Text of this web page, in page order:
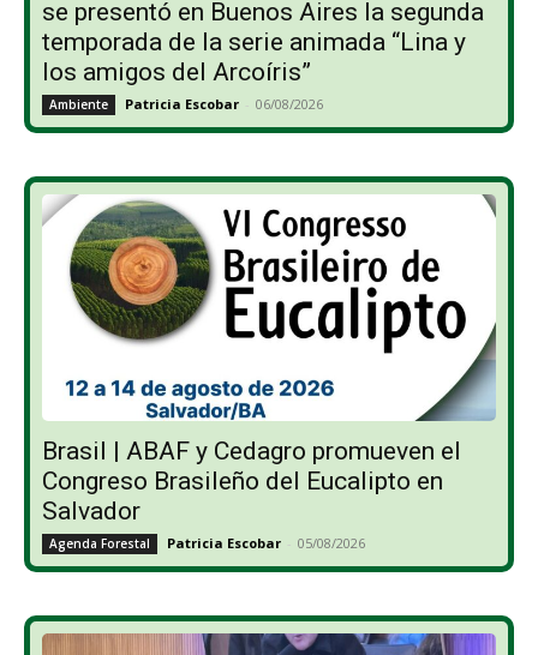
se presentó en Buenos Aires la segunda
temporada de la serie animada “Lina y
los amigos del Arcoíris”
Ambiente Patricia Escobar - 06/08/2026
Brasil | ABAF y Cedagro promueven el
Congreso Brasileño del Eucalipto en
Salvador
Agenda Forestal Patricia Escobar - 05/08/2026